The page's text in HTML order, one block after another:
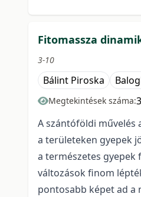
Fitomassza
3-10
Bálint Piroska
Megtekintések száma:
A szántóföldi művelés
a területeken gyepek
a természetes
változások finom
pontosabb képet ad a